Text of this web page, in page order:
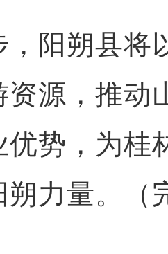
朔县将
资源，推动
优势，为桂
朔力量。（